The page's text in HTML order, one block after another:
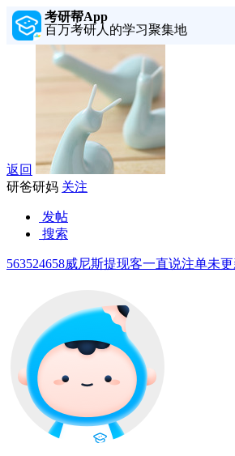
考研帮App
百万考研人的学习聚集地
返回
研爸研妈 关注
发帖
搜索
563524658威尼斯提现客一直说注单未